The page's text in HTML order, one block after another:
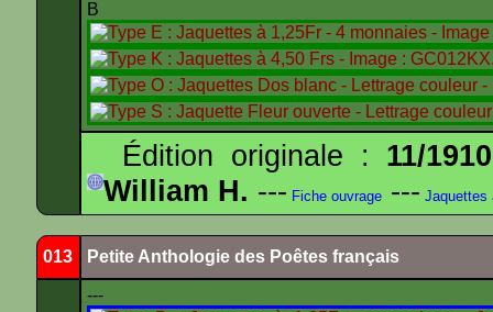
B
Édition originale : 11/1910
William H. --- Fiche ouvrage --- Jaquettes
013 Petite Anthologie des Poêtes français
---